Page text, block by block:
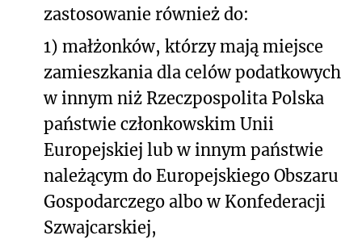
zastosowanie również do:
1) małżonków, którzy mają miejsce
zamieszkania dla celów podatkowych
w innym niż Rzeczpospolita Polska
państwie członkowskim Unii
Europejskiej lub w innym państwie
należącym do Europejskiego Obszaru
Gospodarczego albo w Konfederacji
Szwajcarskiej,